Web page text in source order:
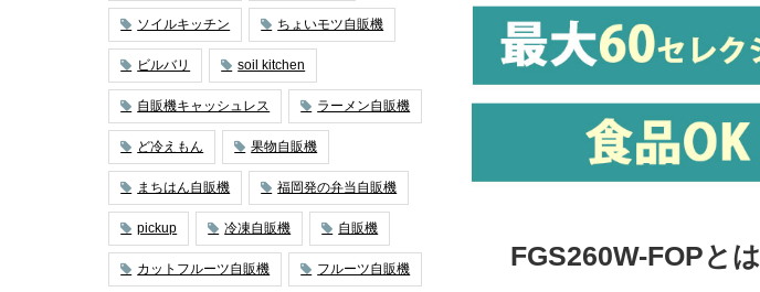
FGS260W-FOPとは
ソイルキッチン ちょいモツ自販機
ビルバリ soil kitchen
自販機キャッシュレス ラーメン自販機
ど冷えもん 果物自販機
まちはん自販機 福岡発の弁当自販機
pickup 冷凍自販機 自販機
カットフルーツ自販機 フルーツ自販機